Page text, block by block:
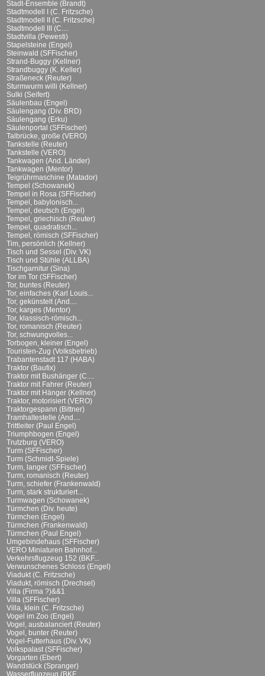
Stadt-Ensemble (Brandt)
Stadtmodell I (C. Fritzsche)
Stadtmodell II (C. Fritzsche)
Stadtmodell III (C....
Stadtvilla (Pewesti)
Stapelsteine (Engel)
Steinwald (SFFischer)
Strand-Buggy (Kellner)
Strandbuggy (K. Keller)
Straßeneck (Reuter)
Sturmwurm willi (Kellner)
Sulki (Seifert)
Säulenbau (Engel)
Säulengang (Div. BRD)
Säulengang (Erku)
Säulenportal (SFFischer)
Talbrücke, große (VERO)
Tankstelle (Reuter)
Tankstelle (VERO)
Tankwagen (And. Länder)
Tankwagen (Mentor)
Teigrührmaschine (Matador)
Tempel (Schowanek)
Tempel in Rosa (SFFischer)
Tempel, babylonisch...
Tempel, deutsch (Engel)
Tempel, griechisch (Reuter)
Tempel, quadratisch...
Tempel, römisch (SFFischer)
Tim, persönlich (Kellner)
Tisch und Sessel (Div. VK)
Tisch und Stühle (ALLBA)
Tischgarnitur (Sina)
Tor im Tor (SFFischer)
Tor, buntes (Reuter)
Tor, einfaches (Karl Louis...
Tor, gekünstelt (And....
Tor, karges (Mentor)
Tor, klassisch-römisch...
Tor, romanisch (Reuter)
Tor, schwungvolles...
Torbogen, kleiner (Engel)
Touristen-Zug (Volksbetrieb)
Trabantenstadt 117 (HABA)
Traktor (Baufix)
Traktor mit Bushänger (C....
Traktor mit Fahrer (Reuter)
Traktor mit Hänger (Kellner)
Traktor, motorisiert (VERO)
Traktorgespann (Bittner)
Tramhaltestelle (And....
Trittleiter (Paul Engel)
Triumphbogen (Engel)
Trutzburg (VERO)
Turm (SFFischer)
Turm (Schmidt-Spiele)
Turm, langer (SFFischer)
Turm, romanisch (Reuter)
Turm, schiefer (Frankenwald)
Turm, stark strukturiert...
Turmwagen (Schowanek)
Türmchen (Div. heute)
Türmchen (Engel)
Türmchen (Frankenwald)
Türmchen (Paul Engel)
Umgebindehaus (SFFischer)
VERO Miniaturen Bahnhof...
Verkehrsflugzeug 152 (BKF...
Verwunschenes Schloss (Engel)
Viadukt (C. Fritzsche)
Viadukt, römisch (Drechsel)
Villa (Firma ?)&&1
Villa (SFFischer)
Villa, klein (C. Fritzsche)
Vogel im Zoo (Engel)
Vogel, ausbalanciert (Reuter)
Vogel, bunter (Reuter)
Vogel-Futterhaus (Div. VK)
Volkspalast (SFFischer)
Vorgarten (Ebert)
Wandstück (Spranger)
Wasserflugzeug (BKF